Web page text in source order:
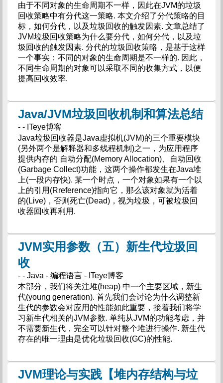
由于不同对象的生命周期不一样，因此在JVM的垃圾
回收策略中有分代这一策略. 本文介绍了分代策略的目
标，如何分代，以及垃圾回收的触发因素. 文章总结了
JVM垃圾回收策略为什么要分代，如何分代，以及垃
圾回收的触发因素. 分代的垃圾回收策略，是基于这样
一个事实：不同的对象的生命周期是不一样的. 因此，
不同生命周期的对象可以采取不同的收集方式，以便
提高回收效率.
Java/JVM垃圾回收机制和算法总结
- - ITeye博客
Java垃圾回收器是Java虚拟机(JVM)的三个重要模块
(另外两个是解释器和多线程机制)之一，为应用程序
提供内存的 自动分配(Memory Allocation)、自动回收
(Garbage Collect)功能，这两个操作都发生在Java堆
上(一段内存快). 某一个时点，一个对象如果有一个以
上的引用(Rreference)指向它，那么该对象就为活着
的(Live)，否则死亡(Dead)，视为垃圾，可被垃圾回
收器回收再利用.
JVM实用参数（五）新生代垃圾回
收
- - Java - 编程语言 - ITeye博客
本部分，我们将关注堆(heap) 中一个主要区域，新生
代(young generation). 首先我们会讨论为什么调整新
生代的参数会对应用的性能如此重要，接着我们将学
习新生代相关的JVM参数. 单纯从JVM的功能考虑，并
不需要新生代，完全可以针对整个堆进行操作. 新生代
存在的唯一理由是优化垃圾回收(GC)的性能.
JVM理论与实践【堆内存结构与垃